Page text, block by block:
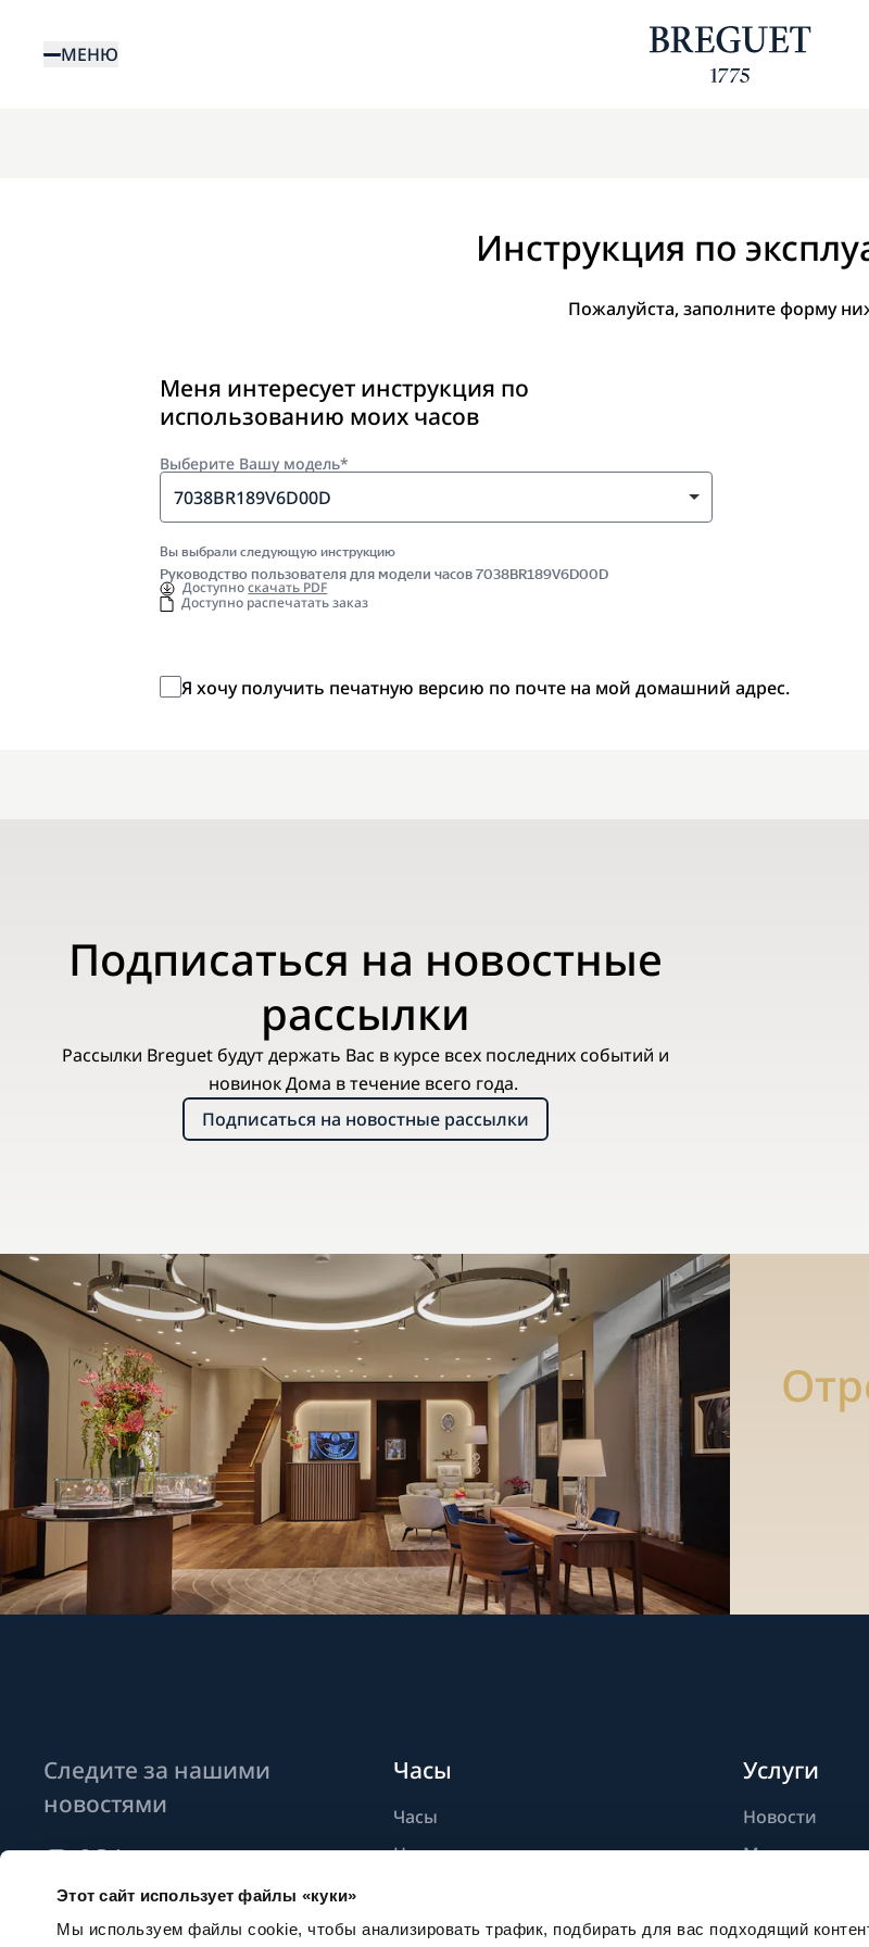
Этот сайт использует файлы «куки»
Мы используем файлы cookie, чтобы анализировать трафик, подбирать для вас подходящий
основномуМЕНЮ
Инструкция по
Пожалуйста, заполните форму
Меня интересует инструкция по
использованию моих часов
Выберите Вашу модель*
7038BR189V6D00D
Вы выбрали следующую инструкцию
Руководство пользователя для модели часов 7038BR189V6D00D
Доступноскачать PDF
Доступно распечатать заказ
Я хочу получить печатную версию по почте на мой домашний адрес.
Подписаться на новостные
рассылки
Рассылки Breguet будут держать Вас в курсе всех последних событий и
новинок Дома в течение всего года.
Подписаться на новостные рассылки
Следите за нашими
новостями
Подписаться на новостные
рассылки
Часы
Часы
Новые модели
Услуги
Новости
Мастерство
Устойчивое